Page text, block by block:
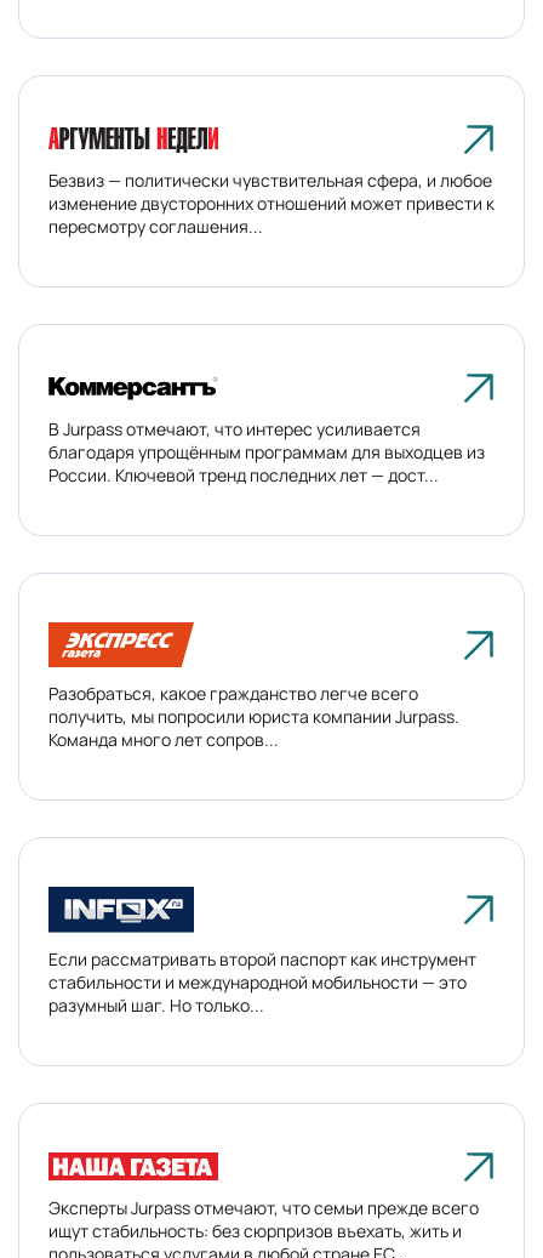
Безвиз — политически чувствительная сфера, и любое
изменение двусторонних отношений может привести к
пересмотру соглашения...
В Jurpass отмечают, что интерес усиливается
благодаря упрощённым программам для выходцев из
России. Ключевой тренд последних лет — дост...
Разобраться, какое гражданство легче всего
получить, мы попросили юриста компании Jurpass.
Команда много лет сопров...
Если рассматривать второй паспорт как инструмент
стабильности и международной мобильности — это
разумный шаг. Но только...
Эксперты Jurpass отмечают, что семьи прежде всего
ищут стабильность: без сюрпризов въехать, жить и